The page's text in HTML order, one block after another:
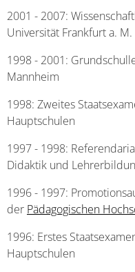
2001 - 2007:
Universität Frankfurt a. M.
1998 - 2001:
Mannheim
1998: Zweites
Hauptschulen
1997 - 1998:
Didaktik und
1996 - 1997:
der Pädagogischen
1996: Erstes
Hauptschulen